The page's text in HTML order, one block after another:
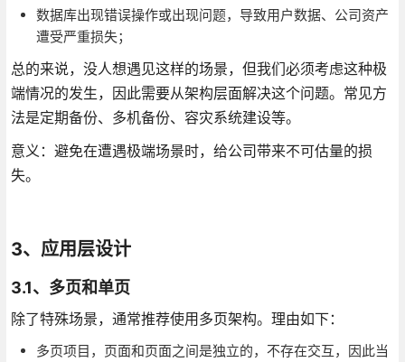
数据库出现错误操作或出现问题，导致用户数据、公司资产
遭受严重损失；
总的来说，没人想遇见这样的场景，但我们必须考虑这种极
端情况的发生，因此需要从架构层面解决这个问题。常见方
法是定期备份、多机备份、容灾系统建设等。
意义：避免在遭遇极端场景时，给公司带来不可估量的损
失。
3、应用层设计
3.1、多页和单页
除了特殊场景，通常推荐使用多页架构。理由如下：
多页项目，页面和页面之间是独立的，不存在交互，因此当